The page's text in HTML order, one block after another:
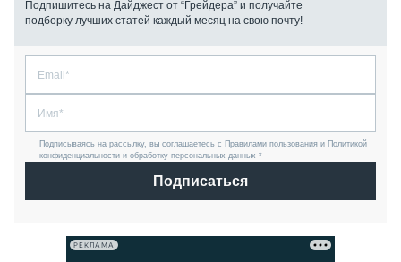
Подпишитесь на Дайджест от “Грейдера” и получайте
подборку лучших статей каждый месяц на свою почту!
Подписываясь на рассылку, вы соглашаетесь с Правилами пользования и Политикой
конфиденциальности и обработку персональных данных *
Подписаться
РЕКЛАМА